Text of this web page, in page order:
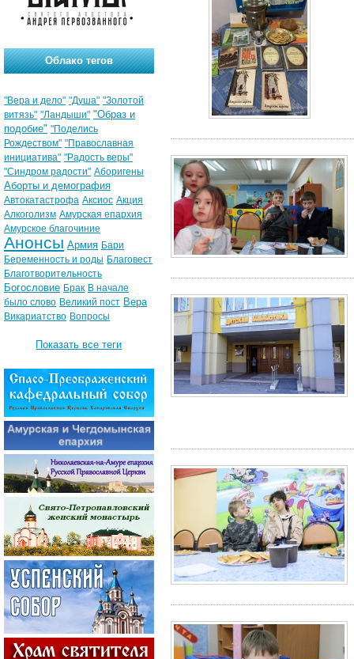
Облако тегов
"Вера и дело" "Душа" "Золотой
витязь" "Ландыши" "Образ и
подобие" "Поделись
Рождеством" "Православная
инициатива" "Радость веры"
"Синдром радости" Аборигены
Аборты и демография
Автокатастрофа Аксиос Акция
Алкоголизм Амурская епархия
Амурское благочиние
Анонсы Армия Бари
Беременность и роды Благовест
Благотворительность
Богословие Брак В начале
было слово Великий пост Вера
Викариатство Вопросы
Показать все теги